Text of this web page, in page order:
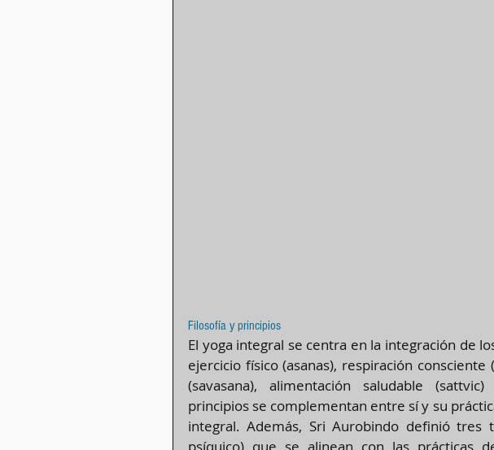
Filosofía y principios
El yoga integral se centra en la integración de
ejercicio físico (asanas), respiración
(savasana), alimentación saludable
principios se complementan entre sí y su
integral​​. Además, Sri Aurobindo definió
psíquico) que se alinean con las prácticas